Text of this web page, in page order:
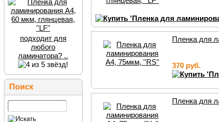
Пленка для
370 руб.
Пленка для
подходит для
любого
ламинатора? ..
Поиск